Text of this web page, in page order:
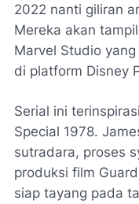
2022 nanti giliran
Mereka akan
Marvel Studio
di platform Disney
Serial ini
Special 1978.
sutradara, proses
produksi film
siap tayang pada